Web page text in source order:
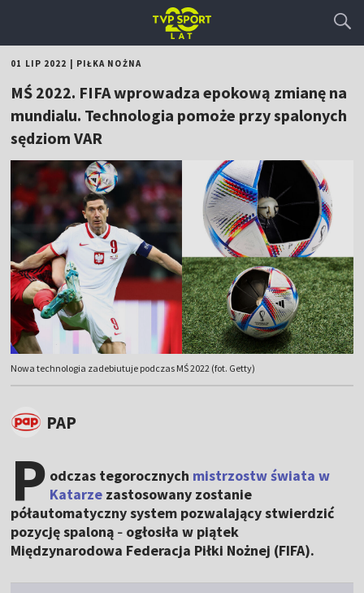
01 LIP 2022 PIŁKA NOŻNA
MŚ 2022. FIFA wprowadza epokową zmianę na
mundialu. Technologia pomoże przy spalonych
sędziom VAR
Nowa technologia zadebiutuje podczas MŚ 2022 (fot. Getty)
PAP
P odczas tegorocznych mistrzostw świata w
Katarze zastosowany zostanie
półautomatyczny system pozwalający stwierdzić
pozycję spaloną – ogłosiła w piątek
Międzynarodowa Federacja Piłki Nożnej (FIFA).